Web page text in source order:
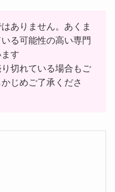
ありません。あくま
る可能性の高い専門
す
切れている場合もご
じめご了承くださ